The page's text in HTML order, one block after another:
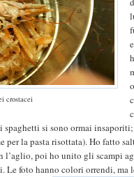
crostacei
spaghetti si sono ormai
per la pasta risottata). Ho fatto
l’aglio, poi ho unito gli scampi
Le foto hanno colori orrendi, ma